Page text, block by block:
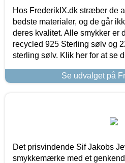
Hos FrederikIX.dk stræber de
bedste materialer, og de går
deres kvalitet. Alle smykker er
recycled 925 Sterling sølv og
sterling sølv. Klik her for at se
Se udvalget på
Det prisvindende Sif Jakobs
smykkemærke med et